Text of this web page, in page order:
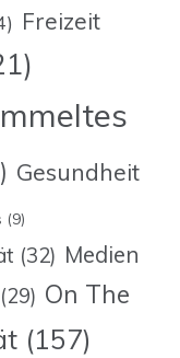
Freizeit
Gesundheit
(9)
(32) Medien
(29) On The
(157)